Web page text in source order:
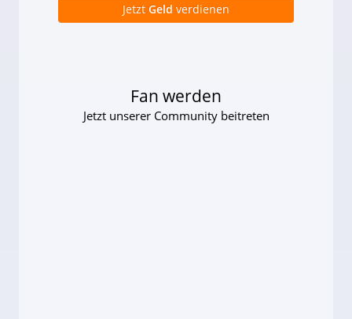
Jetzt Geld verdienen
Fan werden
Jetzt unserer Community beitreten